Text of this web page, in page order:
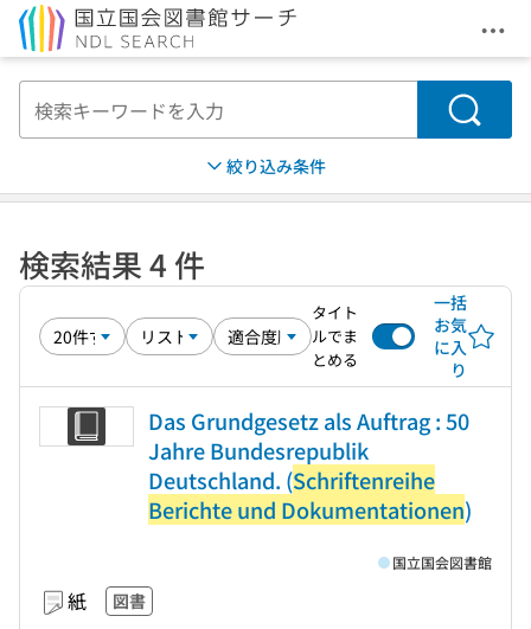
メ
検索
絞り込み条件
検索結果 4 件
タイト
ルでま
とめる
一括
お気
に入
り
Das Grundgesetz als Auftrag : 50
Jahre Bundesrepublik
Deutschland. (Schriftenreihe
Berichte und Dokumentationen)
紙 図書
国立国会図書館